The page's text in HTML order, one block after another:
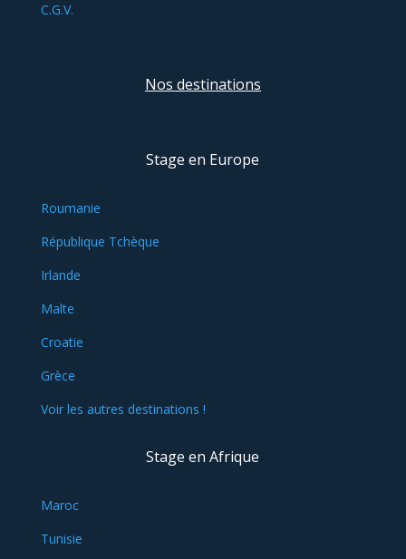
C.G.V.
Nos destinations
Stage en Europe
Roumanie
République Tchèque
Irlande
Malte
Croatie
Grèce
Voir les autres destinations !
Stage en Afrique
Maroc
Tunisie